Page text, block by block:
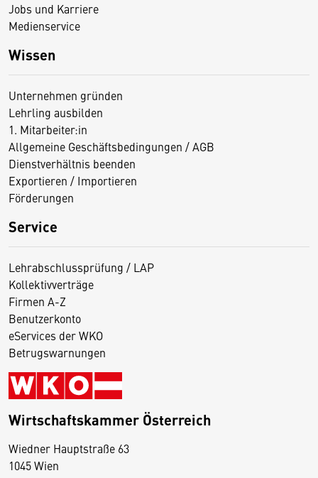
Jobs und Karriere
Medienservice
Wissen
Unternehmen gründen
Lehrling ausbilden
1. Mitarbeiter:in
Allgemeine Geschäftsbedingungen / AGB
Dienstverhältnis beenden
Exportieren / Importieren
Förderungen
Service
Lehrabschlussprüfung / LAP
Kollektivverträge
Firmen A-Z
Benutzerkonto
eServices der WKO
Betrugswarnungen
Wirtschaftskammer Österreich
Wiedner Hauptstraße 63
1045 Wien
D